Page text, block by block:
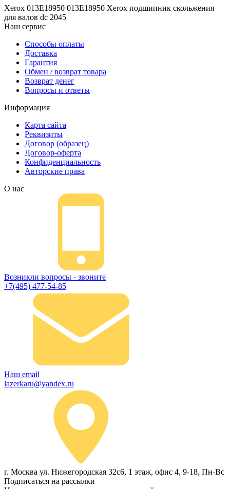
Xerox 013E18950 013E18950 Xerox подшипник скольжения
для валов dc 2045
Наш сервис
Способы оплаты
Доставка
Гарантия
Обмен / возврат товара
Возврат денег
Вопросы и ответы
Информация
Карта сайта
Реквизиты
Договор (образец)
Договор-оферта
Конфиденциальность
Авторские права
О нас
Возникли вопросы - звоните
+7(495) 477-54-85
Наш email
lazerkaru@yandex.ru
г. Москва ул. Нижегородская 32с6, 1 этаж, офис 4, 9-18, Пн-Вс
Подписаться на рассылки